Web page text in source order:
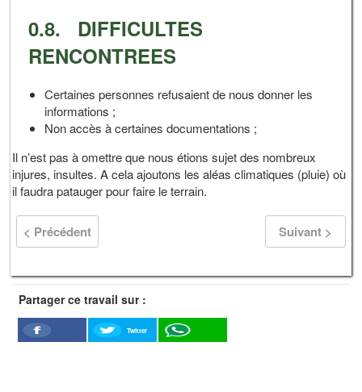
0.8. DIFFICULTES
RENCONTREES
Certaines personnes refusaient de nous donner les
informations ;
Non accès à certaines documentations ;
Il n’est pas à omettre que nous étions sujet des nombreux
injures, insultes. A cela ajoutons les aléas climatiques (pluie) où
il faudra patauger pour faire le terrain.
< Précédent Suivant >
Partager ce travail sur :
Facebook
Twitter